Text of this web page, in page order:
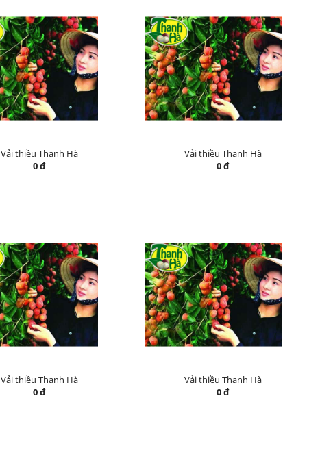
Vải thiều Thanh Hà
0 đ
Vải thiều Thanh Hà
0 đ
Vải thiều Thanh Hà
0 đ
Vải thiều Thanh Hà
0 đ